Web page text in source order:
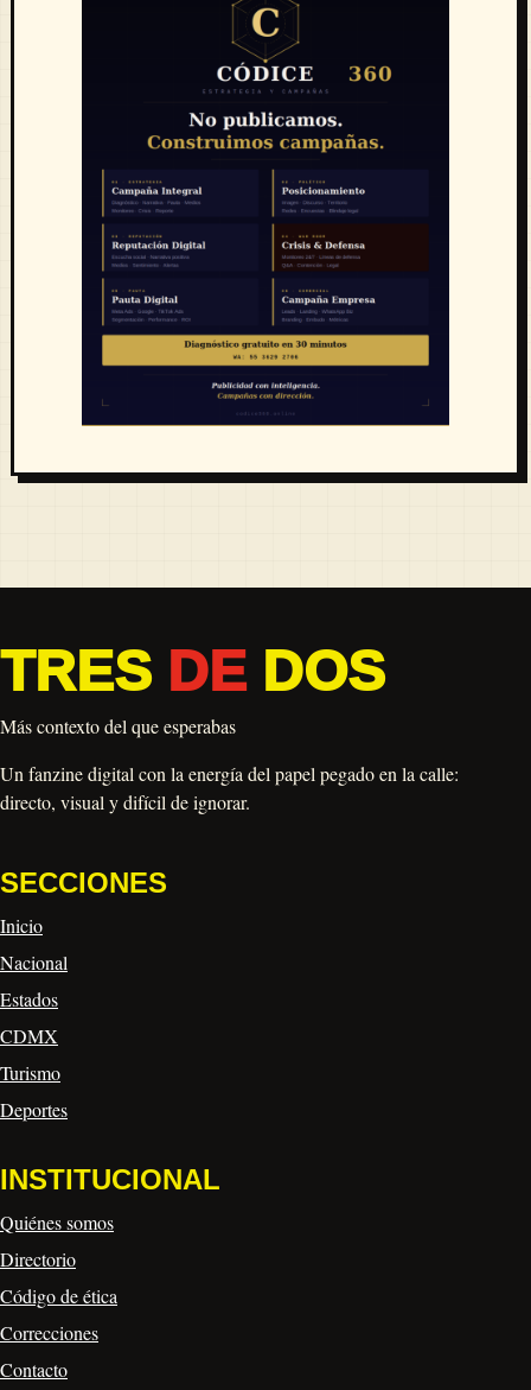
TRES DEDOS
Más contexto del que esperabas
Un fanzine digital con la energía del papel pegado en la calle:
directo, visual y difícil de ignorar.
SECCIONES
Inicio
Nacional
Estados
CDMX
Turismo
Deportes
INSTITUCIONAL
Quiénes somos
Directorio
Código de ética
Correcciones
Contacto